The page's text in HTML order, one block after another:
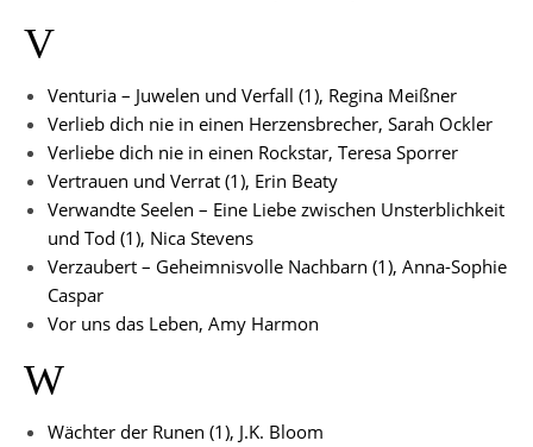
V
Venturia – Juwelen und Verfall (1), Regina Meißner
Verlieb dich nie in einen Herzensbrecher, Sarah Ockler
Verliebe dich nie in einen Rockstar, Teresa Sporrer
Vertrauen und Verrat (1), Erin Beaty
Verwandte Seelen – Eine Liebe zwischen Unsterblichkeit
und Tod (1), Nica Stevens
Verzaubert – Geheimnisvolle Nachbarn (1), Anna-Sophie
Caspar
Vor uns das Leben, Amy Harmon
W
Wächter der Runen (1), J.K. Bloom